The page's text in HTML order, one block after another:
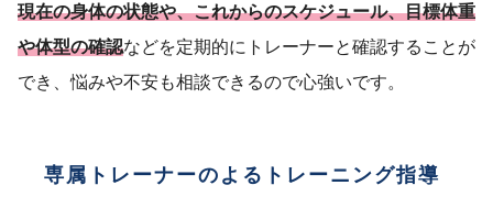
現在の身体の状態や、これからのスケジュール、目標体重
や体型の確認などを定期的にトレーナーと確認することが
でき、悩みや不安も相談できるので心強いです。
専属トレーナーのよるトレーニング指導